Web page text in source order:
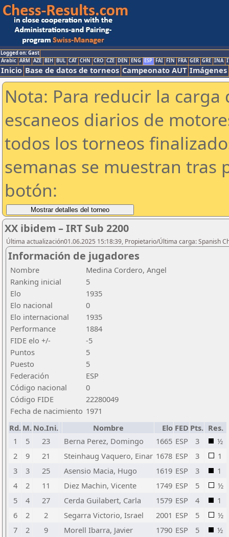
Logged on: Gast
Arabic ARM AZE BIH BUL CAT CHN CRO CZE DEN ENG ESP FAI FIN FRA GER GRE INA
Inicio Base de datos de torneos Campeonato AUT Imágenes
Nota: Para reducir la
escaneos diarios de
todos los torneos
semanas se muestran tras
botón:
XX ibidem – IRT Sub 2200
Última actualización01.06.2025 15:18:39, Propietario/Última carga: Spanish
Información de jugadores
Nombre
Medina Cordero, Angel
Ranking inicial
5
Elo
1935
Elo nacional
0
Elo internacional
1935
Performance
1884
FIDE elo +/-
-5
Puntos
5
Puesto
5
Federación
ESP
Código nacional
0
Código FIDE
22280049
Fecha de nacimiento 1971
Rd. M. No.Ini. Nombre Elo FED Pts. Res.
1
5 23 Berna Perez, Domingo 1665 ESP 3
½
2
9 21 Steinhaug Vaquero, Einar 1678 ESP 3
1
3
3 25 Asensio Macia, Hugo 1619 ESP 3
1
4
2 11 Diez Machin, Vicente 1749 ESP 5
½
5
4 27 Cerda Guilabert, Carla 1579 ESP 4
1
6
2 2 Segarra Victorio, Israel 2001 ESP 5
½
7
2 9 Morell Ibarra, Javier 1790 ESP 5
½